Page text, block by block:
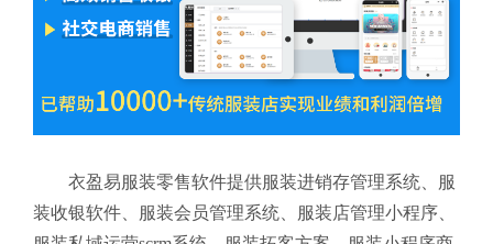
衣盈易服装零售软件提供服装进销存管理系统、服
装收银软件、服装会员管理系统、服装店管理小程序、